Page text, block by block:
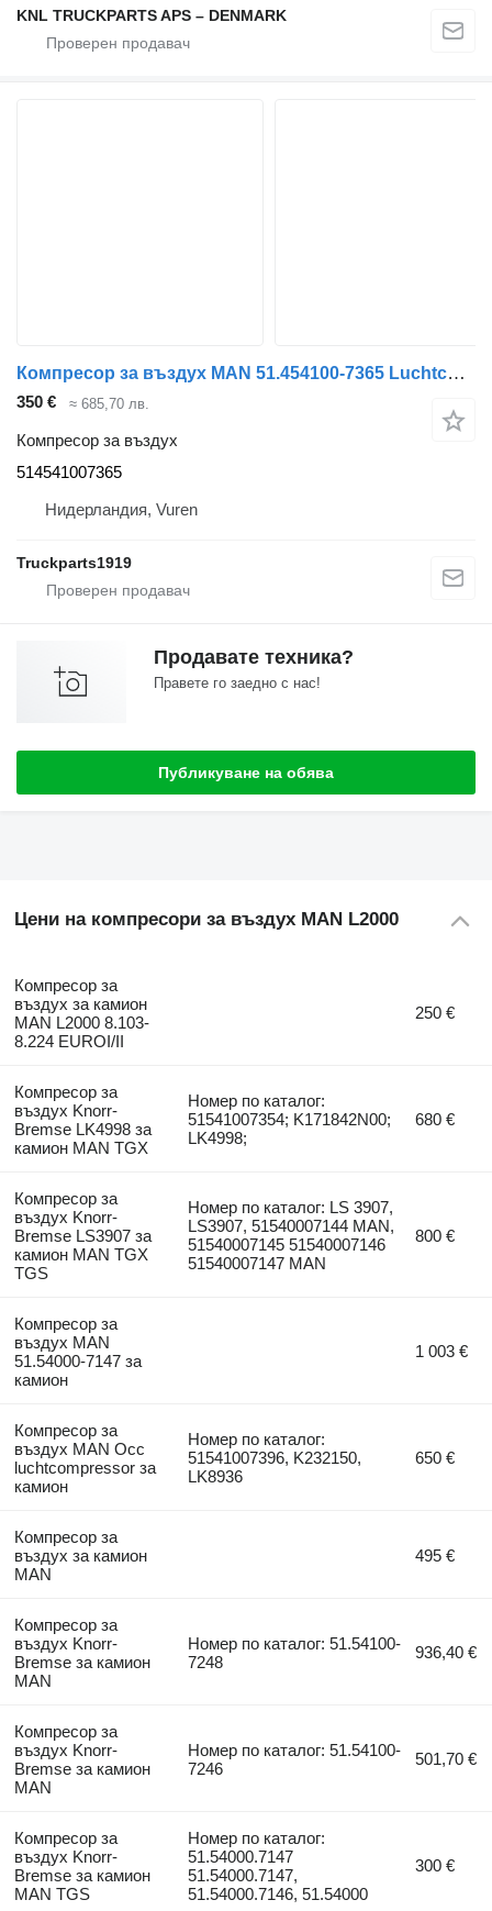
KNL TRUCKPARTS APS – DENMARK
Компресор за въздух MAN 51.454100-7365 Luchtcompressor 1 cil 514541007365 за камион
350 € ≈ 685,70 лв.
Компресор за въздух
514541007365
Нидерландия, Vuren
Truckparts1919
Продавате техника?
Правете го заедно с нас!
Публикуване на обява
Цени на компресори за въздух MAN L2000
Компресор за
въздух за камион
MAN L2000 8.103-
8.224 EUROI/II
250 €
Компресор за
въздух Knorr-
Bremse LK4998 за
камион MAN TGX
Номер по каталог:
51541007354; K171842N00;
LK4998;
680 €
Компресор за
въздух Knorr-
Bremse LS3907 за
камион MAN TGX
TGS
Номер по каталог: LS 3907,
LS3907, 51540007144 MAN,
51540007145 51540007146
51540007147 MAN
800 €
Компресор за
въздух MAN
51.54000-7147 за
камион
1 003 €
Компресор за
въздух MAN Occ
luchtcompressor за
камион
Номер по каталог:
51541007396, K232150,
LK8936
650 €
Компресор за
въздух за камион
MAN
495 €
Компресор за
въздух Knorr-
Bremse за камион
MAN
Номер по каталог: 51.54100-
7248
936,40 €
Компресор за
въздух Knorr-
Bremse за камион
MAN
Номер по каталог: 51.54100-
7246
501,70 €
Компресор за
въздух Knorr-
Bremse за камион
MAN TGS
Номер по каталог:
51.54000.7147
51.54000.7147,
51.54000.7146, 51.54000
300 €